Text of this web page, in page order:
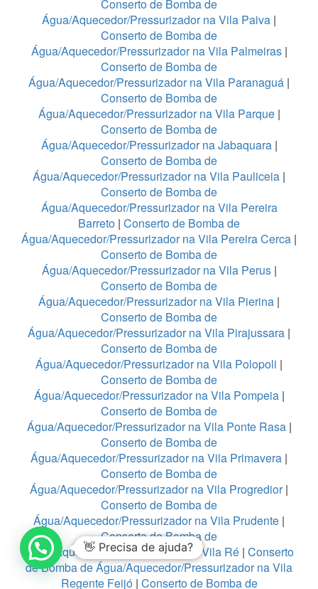
Conserto de Bomba de
Água/Aquecedor/Pressurizador na Vila Paiva |
Conserto de Bomba de
Água/Aquecedor/Pressurizador na Vila Palmeiras|
Conserto de Bomba de
Água/Aquecedor/Pressurizador na Vila Paranaguá |
Conserto de Bomba de
Água/Aquecedor/Pressurizador na Vila Parque|
Conserto de Bomba de
Água/Aquecedor/Pressurizador na Jabaquara|
Conserto de Bomba de
Água/Aquecedor/Pressurizador na Vila Pauliceia |
Conserto de Bomba de
Água/Aquecedor/Pressurizador na Vila Pereira
Barreto | Conserto de Bomba de
Água/Aquecedor/Pressurizador na Vila Pereira Cerca |
Conserto de Bomba de
Água/Aquecedor/Pressurizador na Vila Perus|
Conserto de Bomba de
Água/Aquecedor/Pressurizador na Vila Pierina |
Conserto de Bomba de
Água/Aquecedor/Pressurizador na Vila Pirajussara |
Conserto de Bomba de
Água/Aquecedor/Pressurizador na Vila Polopoli |
Conserto de Bomba de
Água/Aquecedor/Pressurizador na Vila Pompeia|
Conserto de Bomba de
Água/Aquecedor/Pressurizador na Vila Ponte Rasa|
Conserto de Bomba de
Água/Aquecedor/Pressurizador na Vila Primavera |
Conserto de Bomba de
Água/Aquecedor/Pressurizador na Vila Progredior|
Conserto de Bomba de
Água/Aquecedor/Pressurizador na Vila Prudente |
Conserto de Bomba de
Água/Aquecedor/Pressurizador na Vila Ré| Conserto
de Bomba de Água/Aquecedor/Pressurizador na Vila
Regente Feijó| Conserto de Bomba de
👋 Precisa de ajuda?